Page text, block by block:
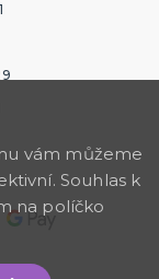
vám můžeme
Souhlas k
na políčko